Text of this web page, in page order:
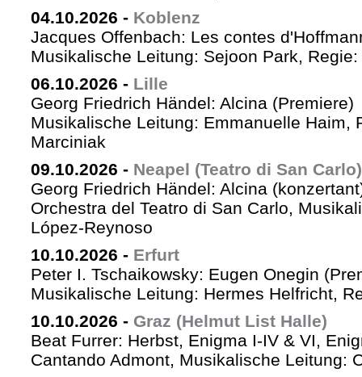
04.10.2026 - Koblenz
Jacques Offenbach: Les contes
Musikalische Leitung: Sejoon Park,
06.10.2026 - Lille
Georg Friedrich Händel: Alcina (Premiere)
Musikalische Leitung: Emmanuelle Haim,
Marciniak
09.10.2026 - Neapel (Teatro di San Carlo)
Georg Friedrich Händel: Alcina
Orchestra del Teatro di San Carlo,
López-Reynoso
10.10.2026 - Erfurt
Peter I. Tschaikowsky: Eugen Onegin
Musikalische Leitung: Hermes Helfricht,
10.10.2026 - Graz (Helmut List Halle)
Beat Furrer: Herbst, Enigma I-IV & VI,
Cantando Admont, Musikalische Leitung: